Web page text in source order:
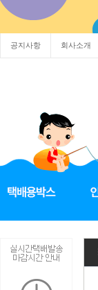
공지사항 회사소개